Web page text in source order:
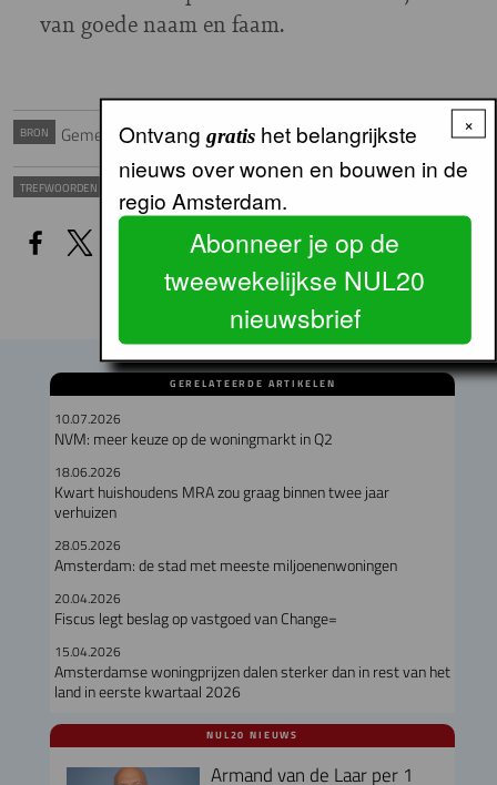
van goede naam en faam.
BRON Gemeente Amsterdam
TREFWOORDEN
GERELATEERDE ARTIKELEN
10.07.2026
NVM: meer keuze op de woningmarkt in Q2
18.06.2026
Kwart huishoudens MRA zou graag binnen twee jaar
verhuizen
28.05.2026
Amsterdam: de stad met meeste miljoenenwoningen
20.04.2026
Fiscus legt beslag op vastgoed van Change=
15.04.2026
Amsterdamse woningprijzen dalen sterker dan in rest van het
land in eerste kwartaal 2026
NUL20 NIEUWS
Armand van de Laar per 1
×
Ontvang gratishet belangrijkste
nieuws over wonen en bouwen in de
regio Amsterdam.
Abonneer je op de
tweewekelijkse NUL20
nieuwsbrief